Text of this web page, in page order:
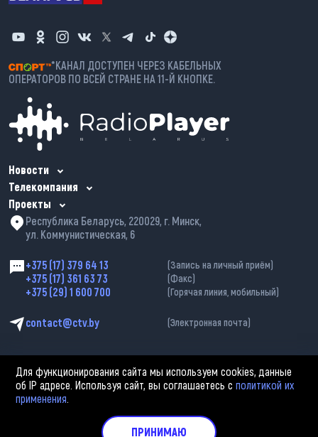
*КАНАЛ ДОСТУПЕН ЧЕРЕЗ КАБЕЛЬНЫХ
ОПЕРАТОРОВ ПО ВСЕЙ СТРАНЕ НА 11-Й КНОПКЕ.
Новости
Телекомпания
Проекты
Республика Беларусь, 220029, г. Минск,
ул. Коммунистическая, 6
+375 (17) 379 64 13 (Запись на личный приём)
+375 (17) 361 63 73 (Факс)
+375 (29) 1 600 700 (Горячая линия, мобильный)
contact@ctv.by (Электронная почта)
2002—2026 © ЗАО «Столичное телевидение». При любом использовании
материалов активная гиперссылка на «belarus-news.by» обязательна.
Политика обработки персональных данных
Для функционирования сайта мы используем cookies, данные
об IP адресе. Используя сайт, вы соглашаетесь сполитикой их
применения.
ПРИНИМАЮ